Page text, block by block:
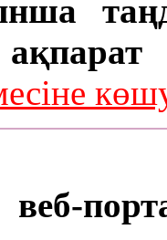
веб-